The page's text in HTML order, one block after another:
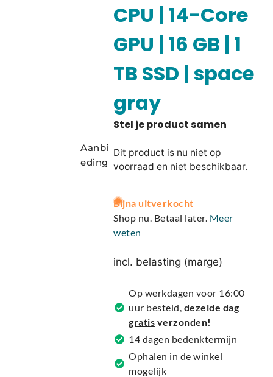
Aanbi
eding
CPU | 14-Core
GPU | 16 GB | 1
TB SSD | space
gray
Dit product is nu niet op
voorraad en niet beschikbaar.
A
l
t
r
t
v
e
:
Bijna uitverkocht
Shop nu. Betaal later. Meer
weten
incl. belasting (marge)
Op werkdagen voor 16:00
uur besteld, dezelde dag
gratis verzonden!
14 dagen bedenktermijn
Ophalen in de winkel
mogelijk